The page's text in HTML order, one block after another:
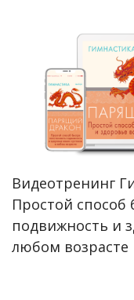
Видеотренинг
Простой способ
подвижность и
любом возрасте